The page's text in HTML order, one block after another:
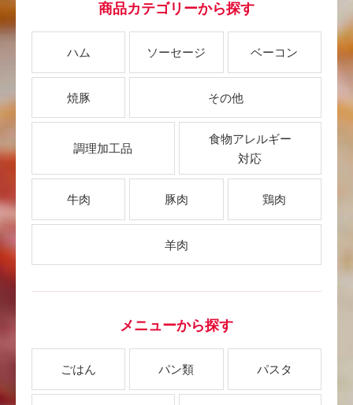
商品カテゴリーから探す
ハム ソーセージ ベーコン
焼豚 その他
調理加工品
食物アレルギー
対応
牛肉 豚肉 鶏肉
羊肉
メニューから探す
ごはん パン類 パスタ